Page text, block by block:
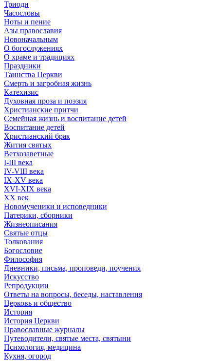
Триоди
Часословы
Ноты и пение
Азы православия
Новоначальным
О богослужениях
О храме и традициях
Праздники
Таинства Церкви
Смерть и загробная жизнь
Катехизис
Духовная проза и поэзия
Христианские притчи
Семейная жизнь и воспитание детей
Воспитание детей
Христианский брак
Жития святых
Ветхозаветные
I-III века
IV-VIII века
IX-XV века
XVI-XIX века
XX век
Новомученики и исповедники
Патерики, сборники
Жизнеописания
Святые отцы
Толкования
Богословие
Философия
Дневники, письма, проповеди, поучения
Искусство
Репродукции
Ответы на вопросы, беседы, наставления
Церковь и общество
История
История Церкви
Православные журналы
Путеводители, святые места, святыни
Психология, медицина
Кухня, огород